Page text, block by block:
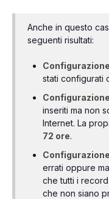
Anche in questo
seguenti risultati:
stati configurati
inseriti ma non
Internet. La
72 ore.
errati oppure
che tutti i
che non siano